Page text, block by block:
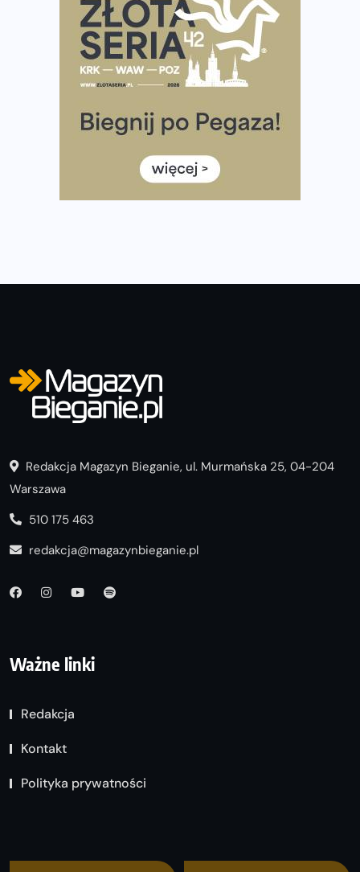
Już w ten weekend! Przed nami Nocny Portowy Maraton
i Półmaraton Szczeciński. Wszystko, co warto wiedzieć
European Marathon Classics – jak zweryfikować swój
listach startowych są jeszcze wolne miejsca
Jaki smartwatch dla biegaczy, którzy chcą też przy
okazji trenować pod HYROX?
Jak zaplanować domowe cardio bez przepełniania
Redakcja Magazyn Bieganie, ul. Murmańska 25, 04-204
Warszawa
510 175 463
redakcja@magazynbieganie.pl
Ważne linki
Redakcja
Kontakt
Polityka prywatności